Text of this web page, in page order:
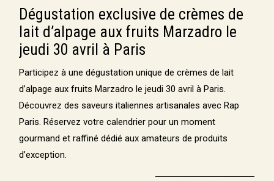
Dégustation exclusive de crèmes de
lait d’alpage aux fruits Marzadro le
jeudi 30 avril à Paris
Participez à une dégustation unique de crèmes de lait
d’alpage aux fruits Marzadro le jeudi 30 avril à Paris.
Découvrez des saveurs italiennes artisanales avec Rap
Paris. Réservez votre calendrier pour un moment
gourmand et raffiné dédié aux amateurs de produits
d’exception.